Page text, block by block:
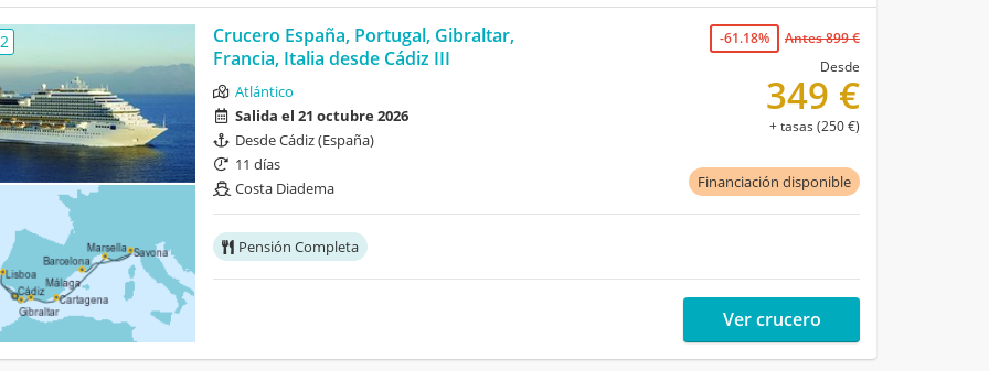
Crucero España, Portugal, Gibraltar,
Francia, Italia desde Cádiz III
Atlántico
Salida el 21 octubre 2026
Desde Cádiz (España)
11 días
Costa Diadema
Pensión Completa
Financiación disponible
-61.18%
Antes 899 €
Desde
349 €
+ tasas (250 €)
Ver crucero